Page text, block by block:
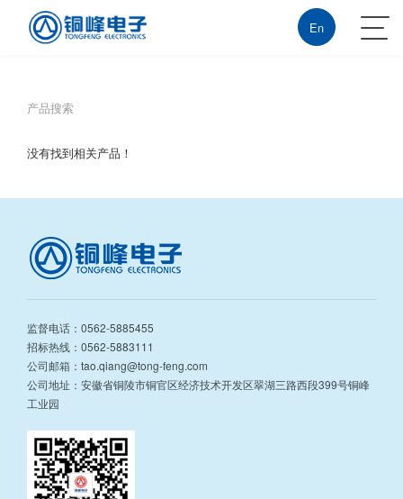
沙巴体育
En
产品搜索
没有找到相关产品！
监督电话：0562-5885455
招标热线：0562-5883111
公司邮箱：tao.qiang@tong-feng.com
公司地址：安徽省铜陵市铜官区经济技术开发区翠湖三路西段399号铜峰
工业园